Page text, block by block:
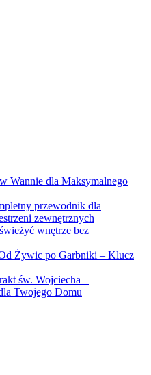
Wannie dla Maksymalnego
przewodnik dla
zewnętrznych
wnętrze bez
Żywic po Garbniki – Klucz
św. Wojciecha –
Twojego Domu